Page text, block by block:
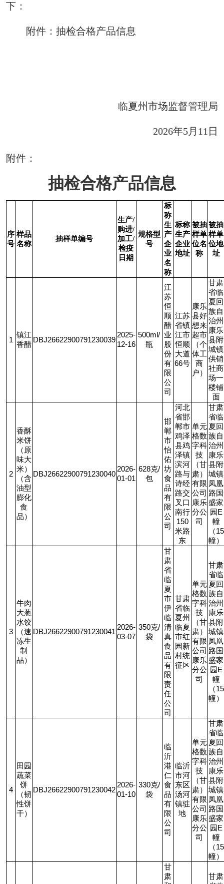
下：
附件：抽检合格产品信息
临夏州市场监督管理局
2026年5月11日
附件：
抽检合格产品信息
序
号
样品
名称
抽样单编号
生产/
购进/
加工/
检疫
日期
规格型
号
标
称
生
产
企
业
名
称
标称
生产
企业
地址
被抽
样单
位名
称
被抽
样单
位地
址
1
镇江
香醋
DBJ26622900791230039
2025-
12-16
500ml/
瓶
江
苏
恒
顺
醋
业
股
份
有
限
公
司
江苏
省镇
江市
恒顺
大道
66号
康乐
县好
想来
超市
（个
体工
商
户）
甘肃
省临
夏回
族自
治州
康乐
县附
城镇
供销
社商
场一
楼铺
面
2
香酥
米饼
（原
味大
米）
（含
油型
膨化
食
品）
DBJ26622900791230040
2026-
01-01
628克/
包
邯
郸
市
怡
佑
坊
食
品
有
限
公
司
河北
省邯
郸市
鸡泽
县鸡
泽镇
滨河
路与
诗经
路交
叉口
南行
150
米路
东
单元
格数
字科
技
（甘
肃）
有限
公司
康乐
分公
司
甘肃
省临
夏回
族自
治州
康乐
县附
城镇
凤凰
路国
盛家
园 E
幢
（15
幢）
3
牛肉
大葱
水饺
（速
冻生
制
品）
DBJ26622900791230041
2026-
03-07
350克/
袋
甘
肃
省
临
夏
市
伊
临
清
真
食
品
有
限
责
任
公
司
甘肃
省临
夏州
临夏
市红
园新
村统
征区
单元
格数
字科
技
（甘
肃）
有限
公司
康乐
分公
司
甘肃
省临
夏回
族自
治州
康乐
县附
城镇
凤凰
路国
盛家
园 E
幢
（15
幢）
4
田园
蔬菜
饼
（韧
性饼
干）
DBJ26622900791230042
2026-
01-10
330克/
袋
临
沂
港
仁
食
品
有
限
公
司
临沂
市河
东区
汤河
镇驻
地
单元
格数
字科
技
（甘
肃）
有限
公司
康乐
分公
司
甘肃
省临
夏回
族自
治州
康乐
县附
城镇
凤凰
路国
盛家
园 E
幢
（15
幢）
甘
肃
甘肃